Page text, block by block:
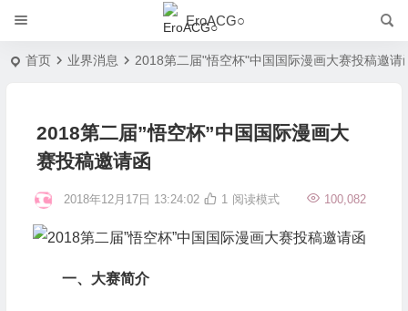
EroACG○
首页 业界消息 2018第二届"悟空杯"中国国际漫画大赛投稿邀请
2018第二届”悟空杯”中国国际漫画大
赛投稿邀请函
2018年12月17日 13:24:02 100,082
1 阅读模式
一、大赛简介